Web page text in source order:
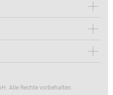
Alle Rechte vorbehalten.